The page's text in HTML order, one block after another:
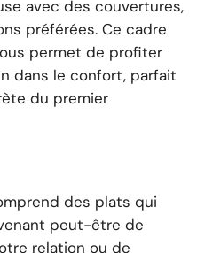
avec des couvertures,
préférées. Ce cadre
permet de profiter
dans le confort, parfait
du premier
des plats qui
peut-être de
relation ou de